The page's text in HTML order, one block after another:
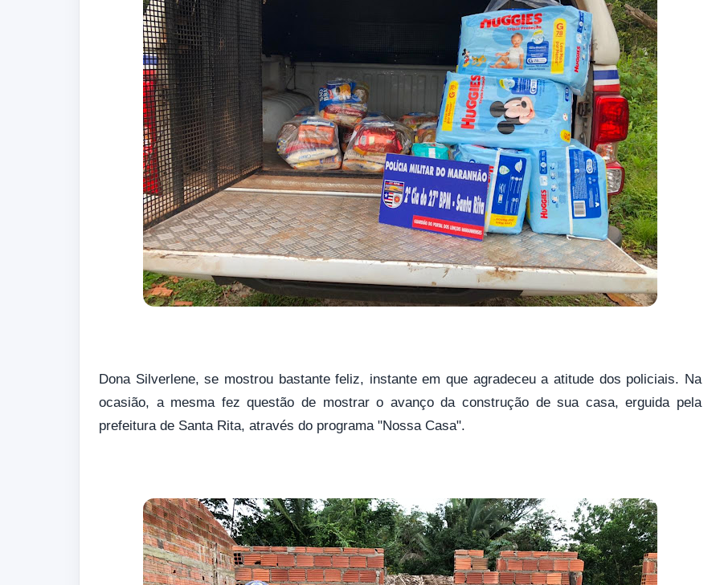
Dona Silverlene, se mostrou bastante feliz, instante em que agradeceu a atitude dos policiais. Na
ocasião, a mesma fez questão de mostrar o avanço da construção de sua casa, erguida pela
prefeitura de Santa Rita, através do programa "Nossa Casa".